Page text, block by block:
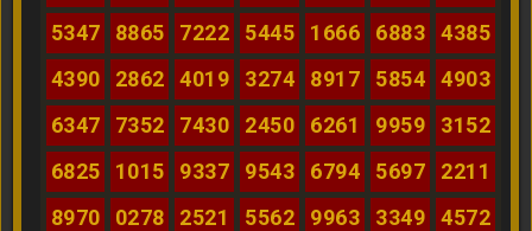
5347
8865 7222 5445 1666 6883
4385
4390
2862 4019 3274 8917 5854
4903
6347
7352 7430 2450 6261 9959
3152
6825
1015 9337 9543 6794 5697
2211
8970
0278 2521 5562 9963 3349
4572